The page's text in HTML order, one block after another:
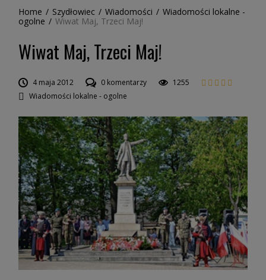
Home / Szydłowiec / Wiadomości / Wiadomości lokalne -
ogolne / Wiwat Maj, Trzeci Maj!
Wiwat Maj, Trzeci Maj!
4 maja 2012 0 komentarzy
1255
Wiadomości lokalne - ogolne